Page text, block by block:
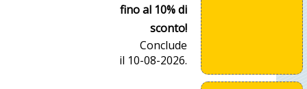
fino al 10% di
sconto!
Conclude
il 10-08-2026.